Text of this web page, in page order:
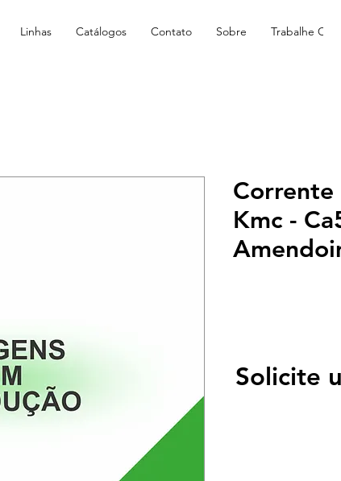
Linhas Catálogos Contato Sobre Trabalhe
Corrente
Kmc -
Solicite